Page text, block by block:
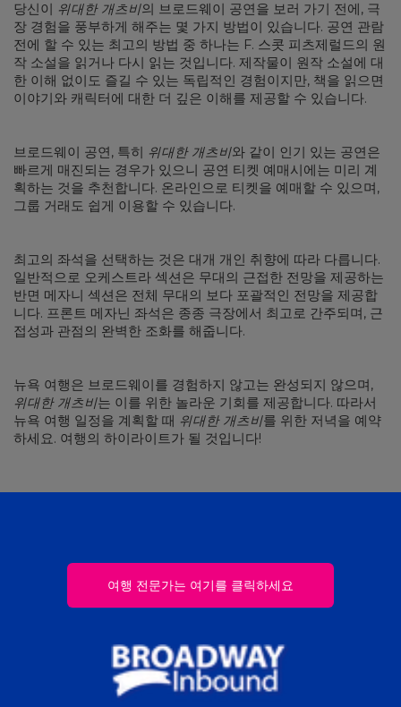
당신이 위대한 개츠비의 브로드웨이 공연을 보러 가기 전에, 극
장 경험을 풍부하게 해주는 몇 가지 방법이 있습니다. 공연 관람
전에 할 수 있는 최고의 방법 중 하나는 F. 스콧 피츠제럴드의 원
작 소설을 읽거나 다시 읽는 것입니다. 제작물이 원작 소설에 대
한 이해 없이도 즐길 수 있는 독립적인 경험이지만, 책을 읽으면
이야기와 캐릭터에 대한 더 깊은 이해를 제공할 수 있습니다.
브로드웨이 공연, 특히 위대한 개츠비와 같이 인기 있는 공연은
빠르게 매진되는 경우가 있으니 공연 티켓 예매시에는 미리 계
획하는 것을 추천합니다. 온라인으로 티켓을 예매할 수 있으며,
그룹 거래도 쉽게 이용할 수 있습니다.
최고의 좌석을 선택하는 것은 대개 개인 취향에 따라 다릅니다.
일반적으로 오케스트라 섹션은 무대의 근접한 전망을 제공하는
반면 메자니 섹션은 전체 무대의 보다 포괄적인 전망을 제공합
니다. 프론트 메자닌 좌석은 종종 극장에서 최고로 간주되며, 근
접성과 관점의 완벽한 조화를 해줍니다.
뉴욕 여행은 브로드웨이를 경험하지 않고는 완성되지 않으며,
위대한 개츠비는 이를 위한 놀라운 기회를 제공합니다. 따라서
뉴욕 여행 일정을 계획할 때 위대한 개츠비를 위한 저녁을 예약
하세요. 여행의 하이라이트가 될 것입니다!
여행 전문가는 여기를 클릭하세요